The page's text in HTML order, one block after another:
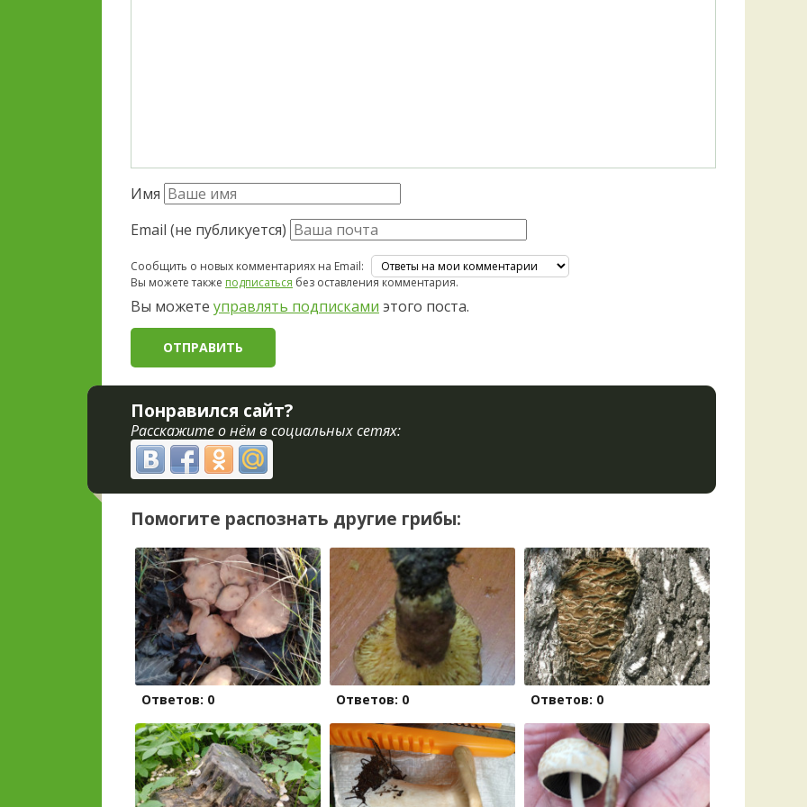
Имя
Email (не публикуется)
Сообщить о новых комментариях на Email:
Вы можете также подписаться без оставления комментария.
Вы можете управлять подписками этого поста.
Понравился сайт?
Расскажите о нём в социальных сетях:
Помогите распознать другие грибы:
Ответов: 0 Ответов: 0 Ответов: 0